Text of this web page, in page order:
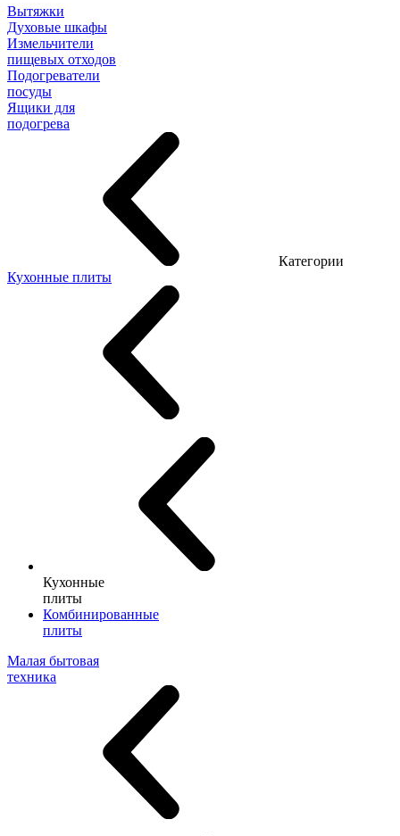
Вытяжки
Духовые шкафы
Измельчители
пищевых отходов
Подогреватели
посуды
Ящики для
подогрева
Категории
Кухонные плиты
Кухонные
плиты
Комбинированные
плиты
Малая бытовая
техника